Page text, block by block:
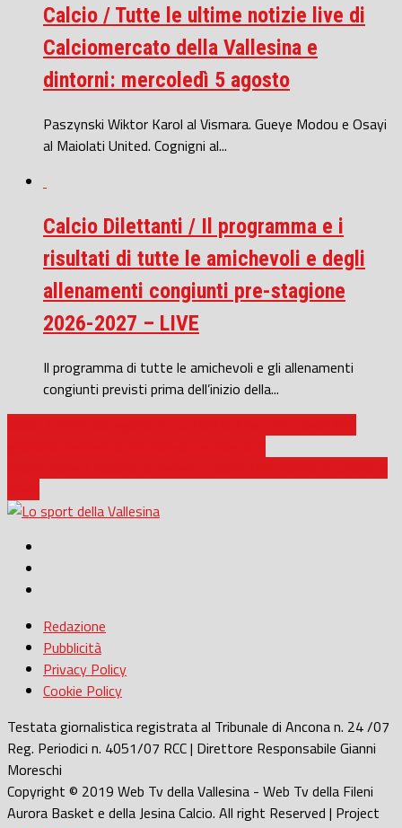
Calcio / Tutte le ultime notizie live di
Calciomercato della Vallesina e
dintorni: mercoledì 5 agosto
Paszynski Wiktor Karol al Vismara. Gueye Modou e Osayi
al Maiolati United. Cognigni al...
Calcio Dilettanti / Il programma e i
risultati di tutte le amichevoli e degli
allenamenti congiunti pre-stagione
2026-2027 – LIVE
Il programma di tutte le amichevoli e gli allenamenti
congiunti previsti prima dell’inizio della...
Redazione
Pubblicità
Privacy Policy
Cookie Policy
Testata giornalistica registrata al Tribunale di Ancona n. 24 /07
Reg. Periodici n. 4051/07 RCC | Direttore Responsabile Gianni
Moreschi
Copyright © 2019 Web Tv della Vallesina - Web Tv della Fileni
Aurora Basket e della Jesina Calcio. All right Reserved | Project